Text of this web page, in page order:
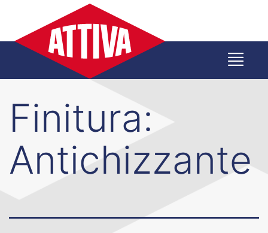
contenuto
Finitura:
Antichizzante